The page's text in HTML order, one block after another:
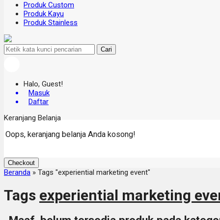
Produk Custom
Produk Kayu
Produk Stainless
Cari
Halo, Guest!
Masuk
Daftar
Keranjang Belanja
Oops, keranjang belanja Anda kosong!
Checkout
Beranda » Tags "experiential marketing event"
Tags experiential marketing